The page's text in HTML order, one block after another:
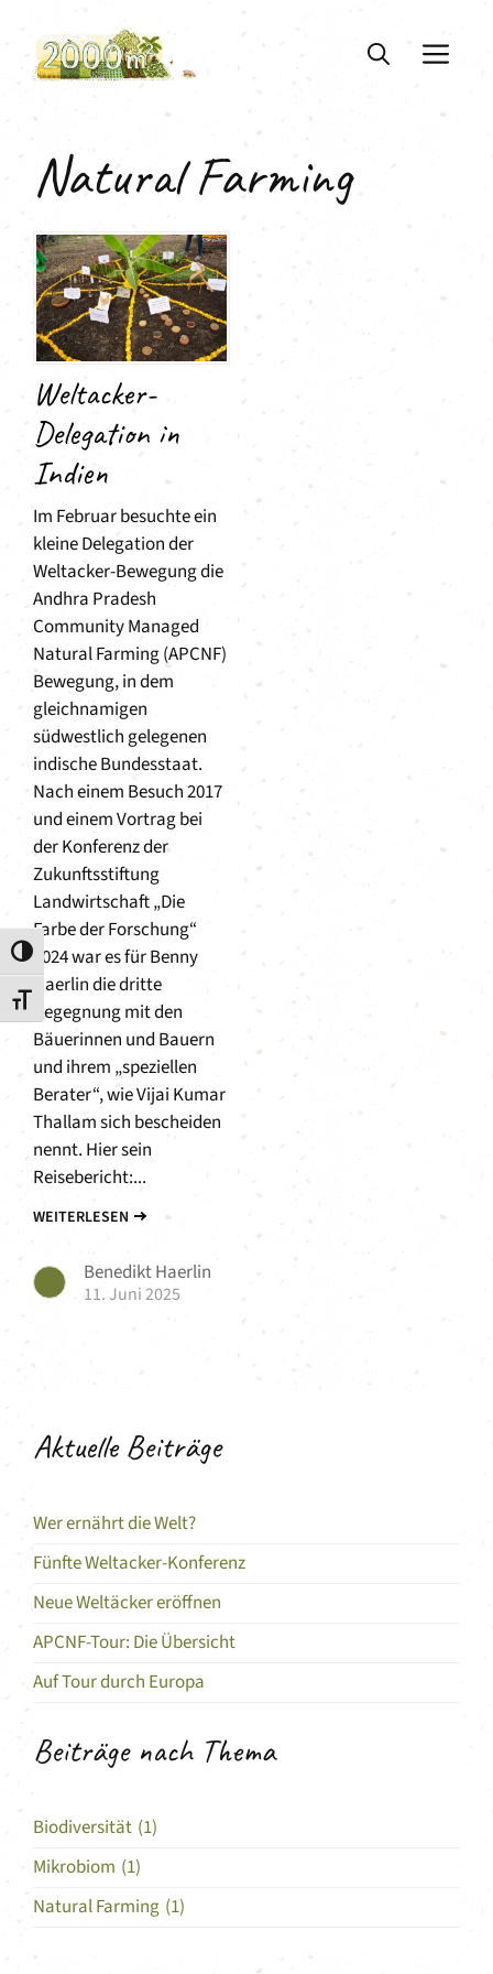
Umschalten auf hohe Kontraste
Schrift vergrößern
Inhalt
springen
Natural Farming
Weltacker-
Delegation in
Indien
Im Februar besuchte ein
kleine Delegation der
Weltacker-Bewegung die
Andhra Pradesh
Community Managed
Natural Farming (APCNF)
Bewegung, in dem
gleichnamigen
südwestlich gelegenen
indische Bundesstaat.
Nach einem Besuch 2017
und einem Vortrag bei
der Konferenz der
Zukunftsstiftung
Landwirtschaft „Die
Farbe der Forschung“
2024 war es für Benny
Haerlin die dritte
Begegnung mit den
Bäuerinnen und Bauern
und ihrem „speziellen
Berater“, wie Vijai Kumar
Thallam sich bescheiden
nennt. Hier sein
Reisebericht:...
WEITERLESEN
Benedikt Haerlin
11. Juni 2025
Aktuelle Beiträge
Wer ernährt die Welt?
Fünfte Weltacker-Konferenz
Neue Weltäcker eröffnen
APCNF-Tour: Die Übersicht
Auf Tour durch Europa
Beiträge nach Thema
Biodiversität (1)
Mikrobiom (1)
Natural Farming (1)